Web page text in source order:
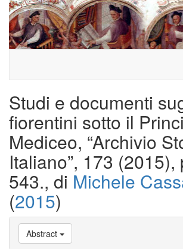
Studi e documenti
fiorentini sotto il
Mediceo, “Archivio
Italiano”, 173 (2015),
543., di Michele
(2015)
Abstract